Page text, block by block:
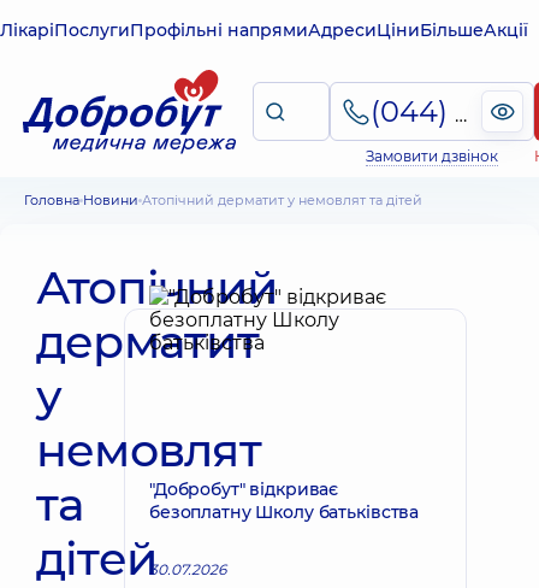
ЛікаріПослугиПрофільні напрямиАдресиЦіниБільшеАкції
(044) 495-2-888
Замовити дзвінок
Головна Новини Атопічний дерматит у немовлят та дітей
Атопічний
дерматит
у
немовлят
та
дітей
"Добробут" відкриває
безоплатну Школу батьківства
30.07.2026